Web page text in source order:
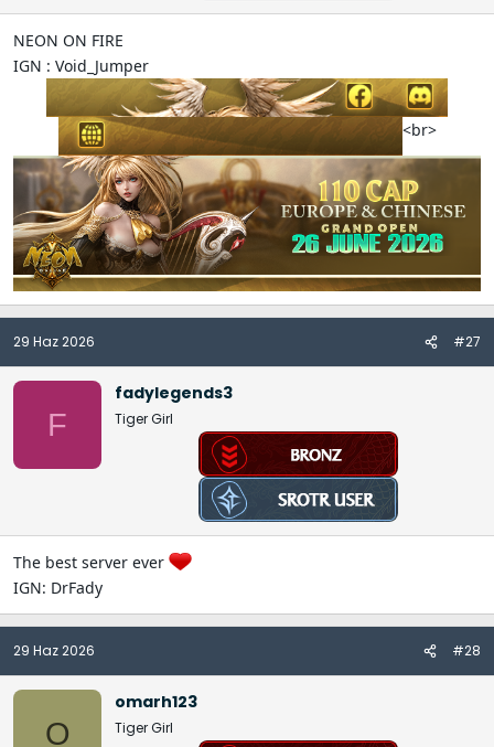
NEON ON FIRE
IGN : Void_Jumper
<br>
29 Haz 2026 #27
F
fadylegends3
Tiger Girl
The best server ever
IGN: DrFady
29 Haz 2026 #28
O
omarh123
Tiger Girl